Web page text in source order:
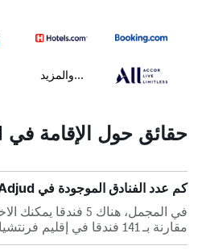
...والمزيد
حقائق حول الإقامة في Adjud
كم عدد الفنادق الموجودة في Adjud؟
مقارنة بـ 141 فندقا في إقليم فرنتشيا.